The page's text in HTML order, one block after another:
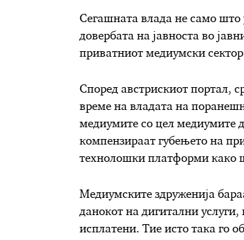
Сегашната влада не само што
довербата на јавноста во
приватниот медиумски
Според австрискиот портал,
време на владата на
медиумите со цел медиумите
компензираат губењето на
технолошки платформи како
Медиумските здруженија
данокот на дигитални
исплатени. Тие исто така го